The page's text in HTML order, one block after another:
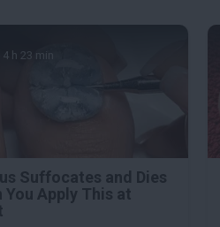
4 h 23 min
Suffocates and Dies
You Apply This at